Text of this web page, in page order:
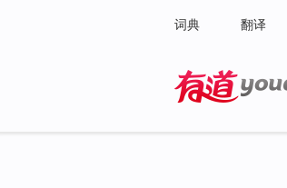
词典 翻译